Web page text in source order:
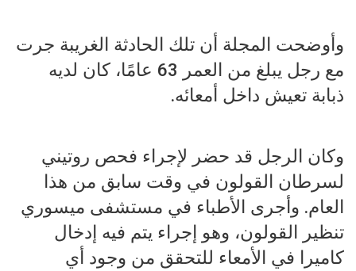
وأوضحت المجلة أن تلك الحادثة الغريبة جرت
مع رجل يبلغ من العمر 63 عامًا، كان لديه
ذبابة تعيش داخل أمعائه.
وكان الرجل قد حضر لإجراء فحص روتيني
لسرطان القولون في وقت سابق من هذا
العام. وأجرى الأطباء في مستشفى ميسوري
تنظير القولون، وهو إجراء يتم فيه إدخال
كاميرا في الأمعاء للتحقق من وجود أي